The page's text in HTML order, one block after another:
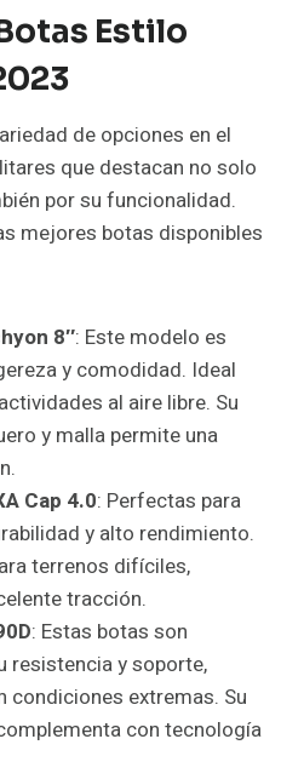
Estilo
de opciones en el
que destacan no solo
por su funcionalidad.
mejores botas disponibles
8″: Este modelo es
y comodidad. Ideal
al aire libre. Su
y malla permite una
Cap 4.0: Perfectas para
y alto rendimiento.
terrenos difíciles,
tracción.
: Estas botas son
resistencia y soporte,
condiciones extremas. Su
con tecnología